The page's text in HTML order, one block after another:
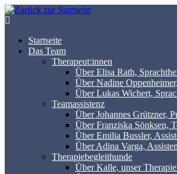
Zum
Inhalt
Startseite
Das Team
Therapeut:innen
Über Elisa Rath,
Über Nadine
Über Lukas Wichert,
Teamassistenz
Über Johannes Grützner,
Über Franziska Sönksen,
Über Emilia Bussler,
Über Adina Varga,
Therapiebegleithunde
Über Kalle, unser